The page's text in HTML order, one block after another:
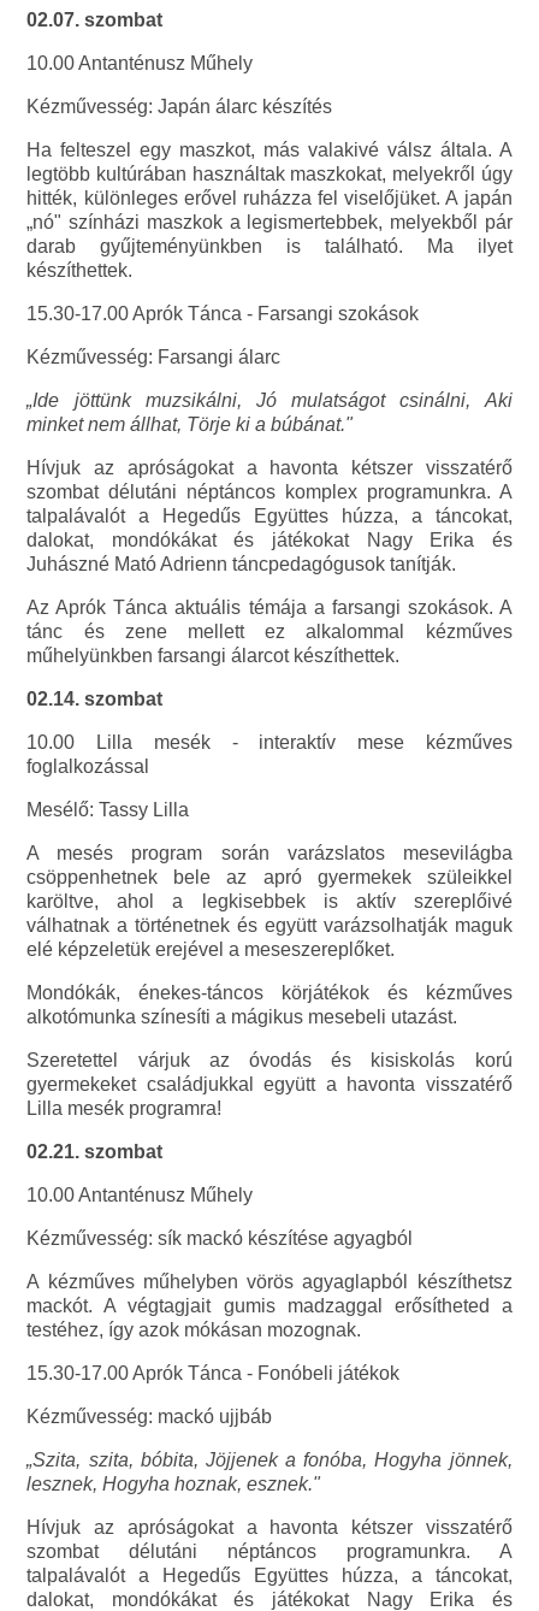
02.07. szombat
10.00 Antanténusz Műhely
Kézművesség: Japán álarc készítés
Ha felteszel egy maszkot, más valakivé válsz általa. A
legtöbb kultúrában használtak maszkokat, melyekről úgy
hitték, különleges erővel ruházza fel viselőjüket. A japán
„nó" színházi maszkok a legismertebbek, melyekből pár
darab gyűjteményünkben is található. Ma ilyet
készíthettek.
15.30-17.00 Aprók Tánca - Farsangi szokások
Kézművesség: Farsangi álarc
„Ide jöttünk muzsikálni, Jó mulatságot csinálni, Aki
minket nem állhat, Törje ki a búbánat."
Hívjuk az apróságokat a havonta kétszer visszatérő
szombat délutáni néptáncos komplex programunkra. A
talpalávalót a Hegedűs Együttes húzza, a táncokat,
dalokat, mondókákat és játékokat Nagy Erika és
Juhászné Mató Adrienn táncpedagógusok tanítják.
Az Aprók Tánca aktuális témája a farsangi szokások. A
tánc és zene mellett ez alkalommal kézműves
műhelyünkben farsangi álarcot készíthettek.
02.14. szombat
10.00 Lilla mesék - interaktív mese kézműves
foglalkozással
Mesélő: Tassy Lilla
A mesés program során varázslatos mesevilágba
csöppenhetnek bele az apró gyermekek szüleikkel
karöltve, ahol a legkisebbek is aktív szereplőivé
válhatnak a történetnek és együtt varázsolhatják maguk
elé képzeletük erejével a meseszereplőket.
Mondókák, énekes-táncos körjátékok és kézműves
alkotómunka színesíti a mágikus mesebeli utazást.
Szeretettel várjuk az óvodás és kisiskolás korú
gyermekeket családjukkal együtt a havonta visszatérő
Lilla mesék programra!
02.21. szombat
10.00 Antanténusz Műhely
Kézművesség: sík mackó készítése agyagból
A kézműves műhelyben vörös agyaglapból készíthetsz
mackót. A végtagjait gumis madzaggal erősítheted a
testéhez, így azok mókásan mozognak.
15.30-17.00 Aprók Tánca - Fonóbeli játékok
Kézművesség: mackó ujjbáb
„Szita, szita, bóbita, Jöjjenek a fonóba, Hogyha jönnek,
lesznek, Hogyha hoznak, esznek."
Hívjuk az apróságokat a havonta kétszer visszatérő
szombat délutáni néptáncos programunkra. A
talpalávalót a Hegedűs Együttes húzza, a táncokat,
dalokat, mondókákat és játékokat Nagy Erika és